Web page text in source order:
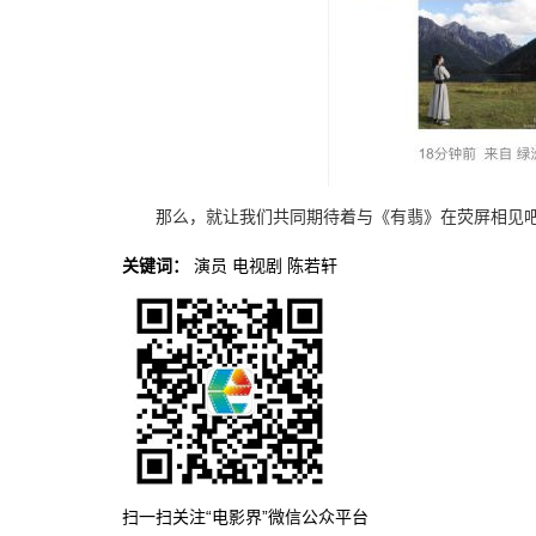
那么，就让我们共同期待着与《有翡》在荧屏相见
关键词： 演员 电视剧 陈若轩
扫一扫关注“电影界”微信公众平台